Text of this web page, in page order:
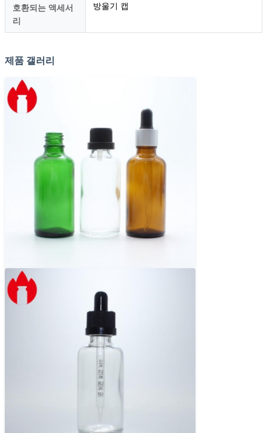
호환되는 액세서
리
방울기 캡
제품 갤러리